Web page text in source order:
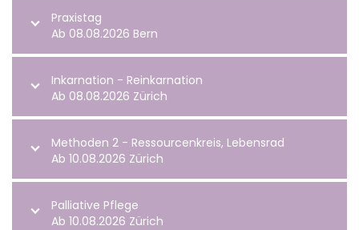
Praxistag
Ab 08.08.2026 Bern
Inkarnation - Reinkarnation
Ab 08.08.2026 Zürich
Methoden 2 - Ressourcenkreis, Lebensrad
Ab 10.08.2026 Zürich
Palliative Pflege
Ab 10.08.2026 Zürich